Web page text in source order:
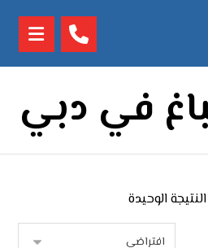
في دبي
الوحيدة